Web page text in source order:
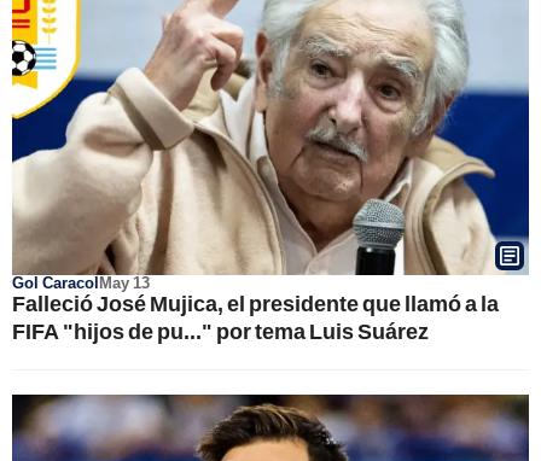
Gol CaracolMay 13
Falleció José Mujica, el presidente que llamó a la
FIFA "hijos de pu..." por tema Luis Suárez